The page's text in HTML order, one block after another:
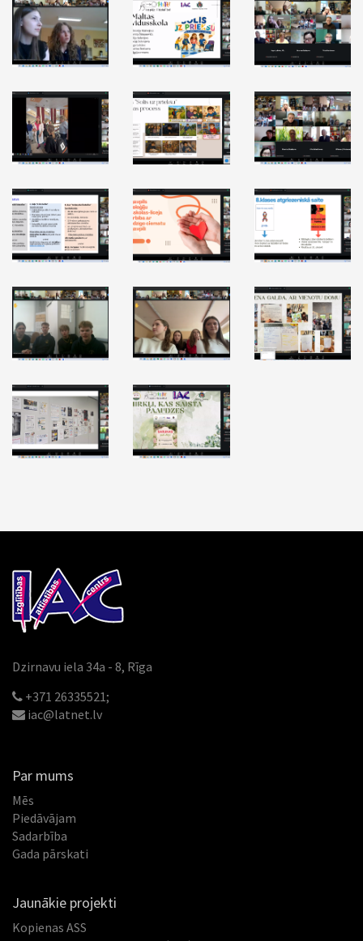
Dzirnavu iela 34a - 8, Rīga
+371 26335521;
iac@latnet.lv
Par mums
Mēs
Piedāvājam
Sadarbība
Gada pārskati
Jaunākie projekti
Kopienas ASS